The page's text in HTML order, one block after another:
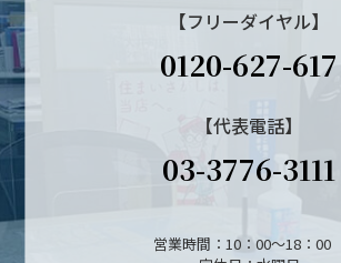
【フリーダイヤル】
0120-627-617
【代表電話】
03-3776-3111
営業時間：10：00～18：00